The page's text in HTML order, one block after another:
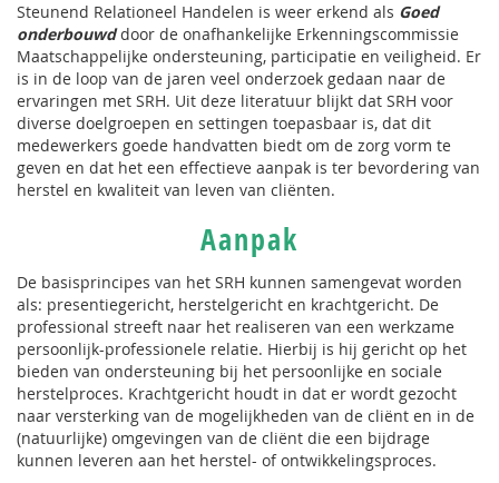
Steunend Relationeel Handelen is weer erkend als Goed
onderbouwddoor de onafhankelijke Erkenningscommissie
Maatschappelijke ondersteuning, participatie en veiligheid. Er
is in de loop van de jaren veel onderzoek gedaan naar de
ervaringen met SRH. Uit deze literatuur blijkt dat SRH voor
diverse doelgroepen en settingen toepasbaar is, dat dit
medewerkers goede handvatten biedt om de zorg vorm te
geven en dat het een effectieve aanpak is ter bevordering van
herstel en kwaliteit van leven van cliënten.
Aanpak
De basisprincipes van het SRH kunnen samengevat worden
als: presentiegericht, herstelgericht en krachtgericht. De
professional streeft naar het realiseren van een werkzame
persoonlijk-professionele relatie. Hierbij is hij gericht op het
bieden van ondersteuning bij het persoonlijke en sociale
herstelproces. Krachtgericht houdt in dat er wordt gezocht
naar versterking van de mogelijkheden van de cliënt en in de
(natuurlijke) omgevingen van de cliënt die een bijdrage
kunnen leveren aan het herstel- of ontwikkelingsproces.